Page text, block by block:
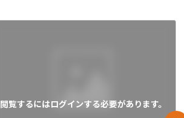
閲覧するにはログインする必要があります。